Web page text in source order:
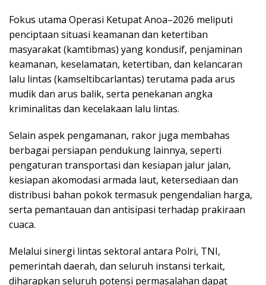
Fokus utama Operasi Ketupat Anoa–2026 meliputi
penciptaan situasi keamanan dan ketertiban
masyarakat (kamtibmas) yang kondusif, penjaminan
keamanan, keselamatan, ketertiban, dan kelancaran
lalu lintas (kamseltibcarlantas) terutama pada arus
mudik dan arus balik, serta penekanan angka
kriminalitas dan kecelakaan lalu lintas.
Selain aspek pengamanan, rakor juga membahas
berbagai persiapan pendukung lainnya, seperti
pengaturan transportasi dan kesiapan jalur jalan,
kesiapan akomodasi armada laut, ketersediaan dan
distribusi bahan pokok termasuk pengendalian harga,
serta pemantauan dan antisipasi terhadap prakiraan
cuaca.
Melalui sinergi lintas sektoral antara Polri, TNI,
pemerintah daerah, dan seluruh instansi terkait,
diharapkan seluruh potensi permasalahan dapat